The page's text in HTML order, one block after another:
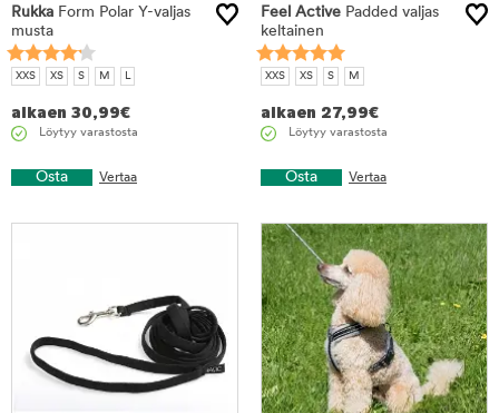
Rukka Form Polar Y-valjas
musta
XXS XS S M L
alkaen 30,99€
Löytyy varastosta
Osta Vertaa
Feel Active Padded valjas
keltainen
XXS XS S M
alkaen 27,99€
Löytyy varastosta
Osta Vertaa